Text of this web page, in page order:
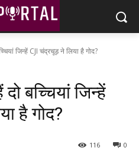
जिन्हें CJI चंद्रचूड़ ने लिया है गोद?
बच्चियां जिन्हें
है गोद?
0
116